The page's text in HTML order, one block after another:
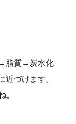
→脂質→炭水化
近づけます。
。